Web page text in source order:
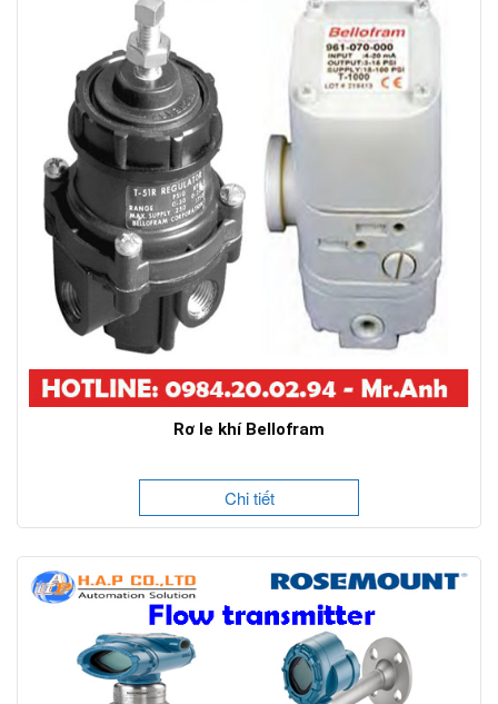
Rơ le khí Bellofram
Chi tiết